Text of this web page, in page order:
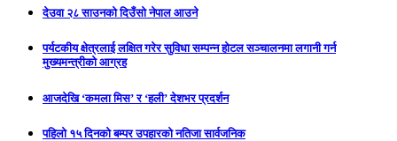
देउवा २८ साउनको दिउँसो नेपाल आउने
पर्यटकीय क्षेत्रलाई लक्षित गरेर सुविधा सम्पन्न होटल सञ्चालनमा लगानी गर्न
मुख्यमन्त्रीको आग्रह
आजदेखि ‘कमला मिस’ र ‘हली’ देशभर प्रदर्शन
पहिलो १५ दिनको बम्पर उपहारको नतिजा सार्वजनिक